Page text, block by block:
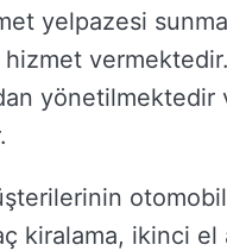
yelpazesi
yönetilmektedir
otomobil
kiralama, ikinci el